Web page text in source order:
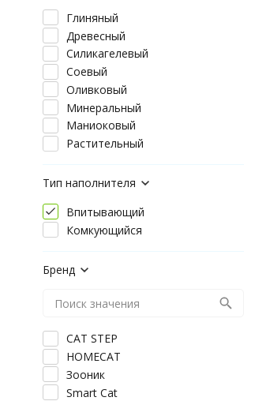
Глиняный
Древесный
Силикагелевый
Соевый
Оливковый
Минеральный
Маниоковый
Растительный
Тип наполнителя
Комкующийся
Впитывающий
Бренд
CAT STEP
HOMECAT
Зооник
Smart Cat